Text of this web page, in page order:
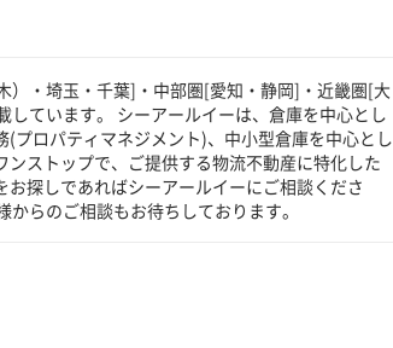
）・埼玉・千葉]・中部圏[愛知・静岡]・近畿圏[大
ています。 シーアールイーは、倉庫を中心とし
プロパティマネジメント)、中小型倉庫を中心とし
ストップで、ご提供する物流不動産に特化した
探しであればシーアールイーにご相談くださ
らのご相談もお待ちしております。